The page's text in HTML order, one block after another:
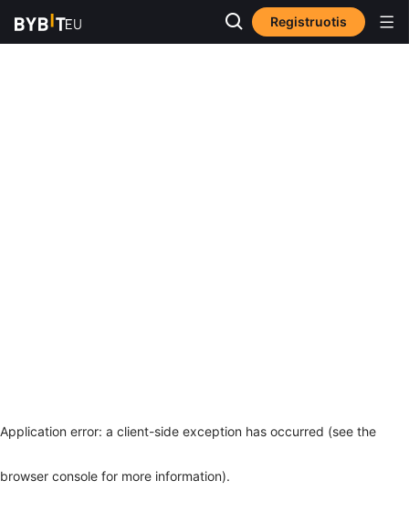
Registruotis
Application error: a client-side exception has occurred (see the
browser console for more information).